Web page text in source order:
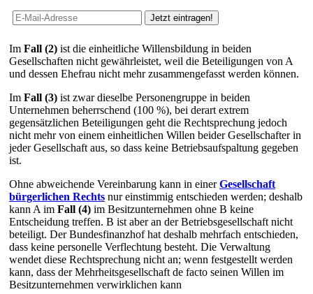
Im Fall (2) ist die einheitliche Willensbildung in beiden
Gesellschaften nicht gewährleistet, weil die Beteiligungen von A
und dessen Ehefrau nicht mehr zusammengefasst werden können.
Im Fall (3) ist zwar dieselbe Personengruppe in beiden
Unternehmen beherrschend (100 %), bei derart extrem
gegensätzlichen Beteiligungen geht die Rechtsprechung jedoch
nicht mehr von einem einheitlichen Willen beider Gesellschafter in
jeder Gesellschaft aus, so dass keine Betriebsaufspaltung gegeben
ist.
Ohne abweichende Vereinbarung kann in einerGesellschaft
bürgerlichen Rechts nur einstimmig entschieden werden; deshalb
kann A im Fall (4) im Besitzunternehmen ohne B keine
Entscheidung treffen. B ist aber an der Betriebsgesellschaft nicht
beteiligt. Der Bundesfinanzhof hat deshalb mehrfach entschieden,
dass keine personelle Verflechtung besteht. Die Verwaltung
wendet diese Rechtsprechung nicht an; wenn festgestellt werden
kann, dass der Mehrheitsgesellschaft de facto seinen Willen im
Besitzunternehmen verwirklichen kann